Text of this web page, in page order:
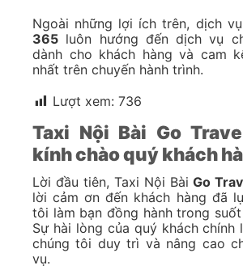
Ngoài những lợi ích trên, dịch
365 luôn hướng đến dịch vụ
dành cho khách hàng và cam
nhất trên chuyến hành trình.
Lượt xem: 736
Taxi Nội Bài Go
kính chào quý khách
Lời đầu tiên, Taxi Nội BàiGo
lời cảm ơn đến khách hàng đã
tôi làm bạn đồng hành trong
Sự hài lòng của quý khách chính
chúng tôi duy trì và nâng cao
vụ.